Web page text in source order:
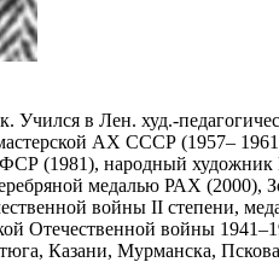
Учился в Лен. худ.-
АХ СССР (1957–
(1981), народный
медалью РАХ
войны II степени,
Отечественной войны
Казани, Мурманска,